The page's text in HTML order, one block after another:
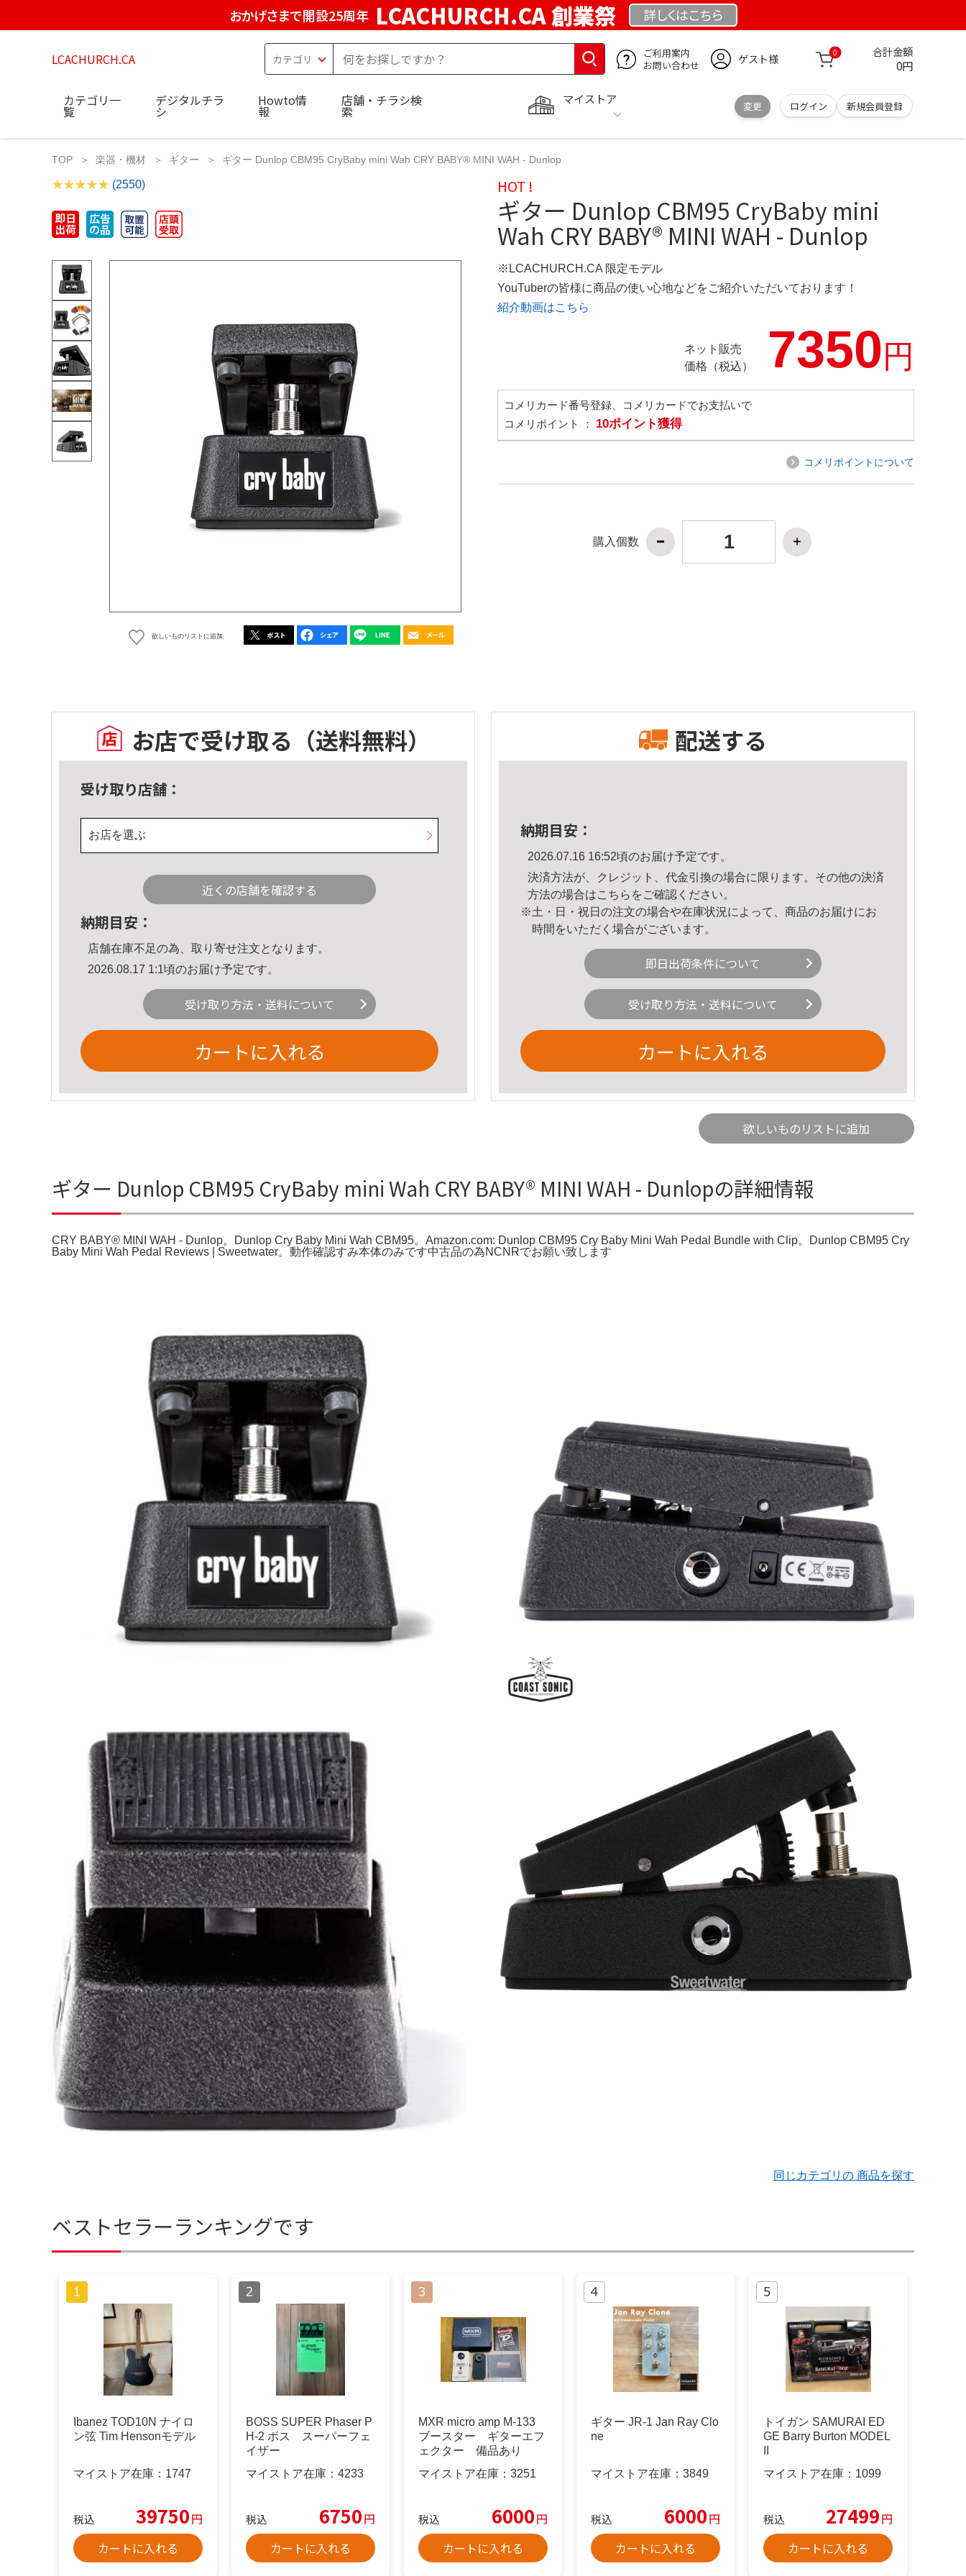
おかげさまで開設25周年 LCACHURCH.CA 創業祭 詳しくはこちら
LCACHURCH.CA
ご利用案内
お問い合わせ
ゲスト様 0 合計金額
0円
マイストア
変更 ログイン 新規会員登録
カテゴリ一
覧
デジタルチラ
シ
Howto情
報
店舗・チラシ検
索
TOP 楽器・機材 ギター ギター Dunlop CBM95 CryBaby mini Wah CRY BABY® MINI WAH - Dunlop
(2550)
欲しいものリストに追加
HOT !
ギター Dunlop CBM95 CryBaby mini
Wah CRY BABY® MINI WAH - Dunlop
※LCACHURCH.CA 限定モデル
YouTuberの皆様に商品の使い心地などをご紹介いただいております！
紹介動画はこちら
ネット販売
価格（税込）
7350円
コメリカード番号登録、コメリカードでお支払いで
コメリポイント ： 10ポイント獲得
コメリポイントについて
購入個数
お店で受け取る （送料無料）
受け取り店舗：
お店を選ぶ
近くの店舗を確認する
納期目安：
店舗在庫不足の為、取り寄せ注文となります。
2026.08.17 1:1頃のお届け予定です。
受け取り方法・送料について
カートに入れる
配送する
納期目安：
2026.07.16 16:52頃のお届け予定です。
決済方法が、クレジット、代金引換の場合に限ります。その他の決済
方法の場合はこちら をご確認ください。
※土・日・祝日の注文の場合や在庫状況によって、商品のお届けにお
時間をいただく場合がございます。
即日出荷条件について
受け取り方法・送料について
カートに入れる
欲しいものリストに追加
ギター Dunlop CBM95 CryBaby mini Wah CRY BABY® MINI WAH - Dunlopの詳細情報
CRY BABY® MINI WAH - Dunlop。Dunlop Cry Baby Mini Wah CBM95。Amazon.com: Dunlop CBM95 Cry Baby Mini Wah Pedal Bundle with Clip。Dunlop CBM95 Cry
Baby Mini Wah Pedal Reviews | Sweetwater。動作確認すみ本体のみです中古品の為NCNRでお願い致します
同じカテゴリの 商品を探す
ベストセラーランキングです
Ibanez TOD10N ナイロ
ン弦 Tim Hensonモデル
マイストア在庫： 1747
税込 39750円
カートに入れる
BOSS SUPER Phaser P
H-2 ボス スーパーフェ
イザー
マイストア在庫： 4233
税込 6750円
カートに入れる
MXR micro amp M-133
ブースター ギターエフ
ェクター 備品あり
マイストア在庫： 3251
税込 6000円
カートに入れる
ギター JR-1 Jan Ray Clo
ne
マイストア在庫： 3849
税込 6000円
カートに入れる
トイガン SAMURAI ED
GE Barry Burton MODEL
マイストア在庫： 1099
税込 27499円
カートに入れる